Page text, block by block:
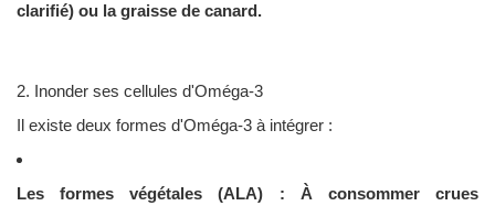
clarifié) ou la graisse de canard.
2. Inonder ses cellules d'Oméga-3
Il existe deux formes d'Oméga-3 à intégrer :
Les formes végétales (ALA) : À consommer crues